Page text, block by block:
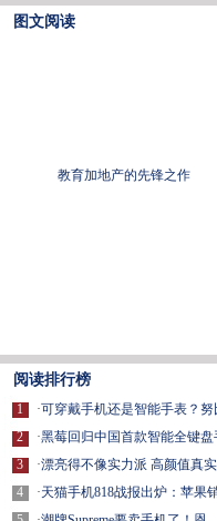
图文阅读
教育加地产的先锋之作
阅读排行榜
1
2
3
4
·可穿戴手机还是智能手表？
·黑莓回归中国首款智能全键盘
·漂亮得不像实力派 高颜值真
·天猫手机818战报出炉：苹果